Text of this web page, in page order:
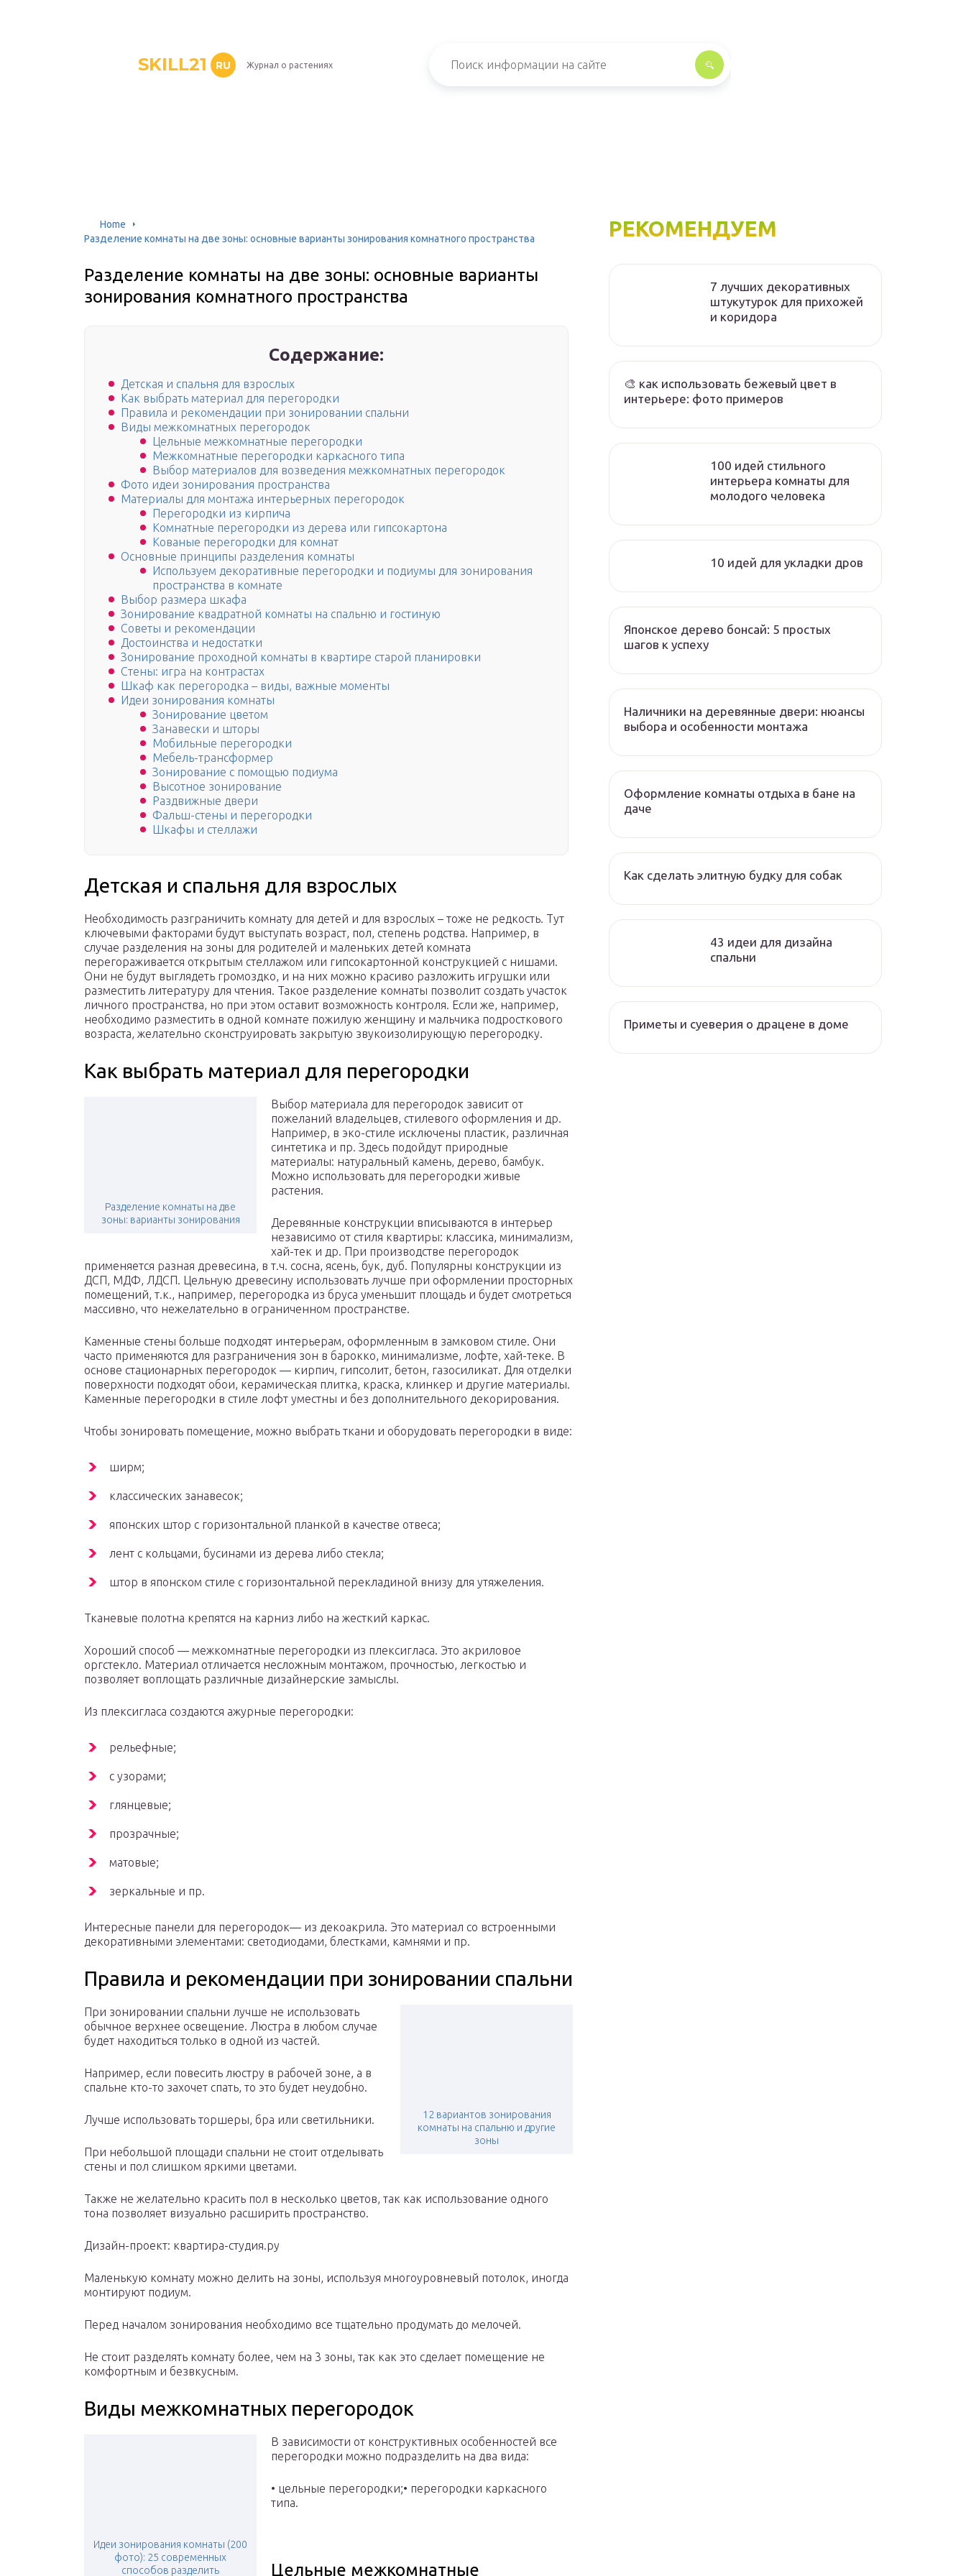
SKILL21 RU Журнал о растениях
Home
Разделение комнаты на две зоны: основные варианты зонирования комнатного пространства
Разделение комнаты на две зоны: основные варианты
зонирования комнатного пространства
Содержание:
Детская и спальня для взрослых
Как выбрать материал для перегородки
Правила и рекомендации при зонировании спальни
Виды межкомнатных перегородок
Цельные межкомнатные перегородки
Межкомнатные перегородки каркасного типа
Выбор материалов для возведения межкомнатных перегородок
Фото идеи зонирования пространства
Материалы для монтажа интерьерных перегородок
Перегородки из кирпича
Комнатные перегородки из дерева или гипсокартона
Кованые перегородки для комнат
Основные принципы разделения комнаты
Используем декоративные перегородки и подиумы для зонирования
пространства в комнате
Выбор размера шкафа
Зонирование квадратной комнаты на спальню и гостиную
Советы и рекомендации
Достоинства и недостатки
Зонирование проходной комнаты в квартире старой планировки
Стены: игра на контрастах
Шкаф как перегородка – виды, важные моменты
Идеи зонирования комнаты
Зонирование цветом
Занавески и шторы
Мобильные перегородки
Мебель-трансформер
Зонирование с помощью подиума
Высотное зонирование
Раздвижные двери
Фальш-стены и перегородки
Шкафы и стеллажи
Детская и спальня для взрослых
Необходимость разграничить комнату для детей и для взрослых – тоже не редкость. Тут
ключевыми факторами будут выступать возраст, пол, степень родства. Например, в
случае разделения на зоны для родителей и маленьких детей комната
перегораживается открытым стеллажом или гипсокартонной конструкцией с нишами.
Они не будут выглядеть громоздко, и на них можно красиво разложить игрушки или
разместить литературу для чтения. Такое разделение комнаты позволит создать участок
личного пространства, но при этом оставит возможность контроля. Если же, например,
необходимо разместить в одной комнате пожилую женщину и мальчика подросткового
возраста, желательно сконструировать закрытую звукоизолирующую перегородку.
Как выбрать материал для перегородки
Разделение комнаты на две
зоны: варианты зонирования
Выбор материала для перегородок зависит от
пожеланий владельцев, стилевого оформления и др.
Например, в эко-стиле исключены пластик, различная
синтетика и пр. Здесь подойдут природные
материалы: натуральный камень, дерево, бамбук.
Можно использовать для перегородки живые
растения.
Деревянные конструкции вписываются в интерьер
независимо от стиля квартиры: классика, минимализм,
хай-тек и др. При производстве перегородок
применяется разная древесина, в т.ч. сосна, ясень, бук, дуб. Популярны конструкции из
ДСП, МДФ, ЛДСП. Цельную древесину использовать лучше при оформлении просторных
помещений, т.к., например, перегородка из бруса уменьшит площадь и будет смотреться
массивно, что нежелательно в ограниченном пространстве.
Каменные стены больше подходят интерьерам, оформленным в замковом стиле. Они
часто применяются для разграничения зон в барокко, минимализме, лофте, хай-теке. В
основе стационарных перегородок — кирпич, гипсолит, бетон, газосиликат. Для отделки
поверхности подходят обои, керамическая плитка, краска, клинкер и другие материалы.
Каменные перегородки в стиле лофт уместны и без дополнительного декорирования.
Чтобы зонировать помещение, можно выбрать ткани и оборудовать перегородки в виде:
ширм;
классических занавесок;
японских штор с горизонтальной планкой в качестве отвеса;
лент с кольцами, бусинами из дерева либо стекла;
штор в японском стиле с горизонтальной перекладиной внизу для утяжеления.
Тканевые полотна крепятся на карниз либо на жесткий каркас.
Хороший способ — межкомнатные перегородки из плексигласа. Это акриловое
оргстекло. Материал отличается несложным монтажом, прочностью, легкостью и
позволяет воплощать различные дизайнерские замыслы.
Из плексигласа создаются ажурные перегородки:
рельефные;
с узорами;
глянцевые;
прозрачные;
матовые;
зеркальные и пр.
Интересные панели для перегородок— из декоакрила. Это материал со встроенными
декоративными элементами: светодиодами, блестками, камнями и пр.
Правила и рекомендации при зонировании спальни
12 вариантов зонирования
комнаты на спальню и другие
зоны
При зонировании спальни лучше не использовать
обычное верхнее освещение. Люстра в любом случае
будет находиться только в одной из частей.
Например, если повесить люстру в рабочей зоне, а в
спальне кто-то захочет спать, то это будет неудобно.
Лучше использовать торшеры, бра или светильники.
При небольшой площади спальни не стоит отделывать
стены и пол слишком яркими цветами.
Также не желательно красить пол в несколько цветов, так как использование одного
тона позволяет визуально расширить пространство.
Дизайн-проект: квартира-студия.ру
Маленькую комнату можно делить на зоны, используя многоуровневый потолок, иногда
монтируют подиум.
Перед началом зонирования необходимо все тщательно продумать до мелочей.
Не стоит разделять комнату более, чем на 3 зоны, так как это сделает помещение не
комфортным и безвкусным.
Виды межкомнатных перегородок
Идеи зонирования комнаты (200
фото): 25 современных
способов разделить
В зависимости от конструктивных особенностей все
перегородки можно подразделить на два вида:
• цельные перегородки;• перегородки каркасного
типа.
Цельные межкомнатные
РЕКОМЕНДУЕМ
7 лучших декоративных
штукутурок для прихожей
и коридора
🎨 как использовать бежевый цвет в
интерьере: фото примеров
100 идей стильного
интерьера комнаты для
молодого человека
10 идей для укладки дров
Японское дерево бонсай: 5 простых
шагов к успеху
Наличники на деревянные двери: нюансы
выбора и особенности монтажа
Оформление комнаты отдыха в бане на
даче
Как сделать элитную будку для собак
43 идеи для дизайна
спальни
Приметы и суеверия о драцене в доме